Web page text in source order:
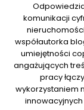
komunikacji
współautorka
umiejętności
angażujących
pracy
wykorzystaniem